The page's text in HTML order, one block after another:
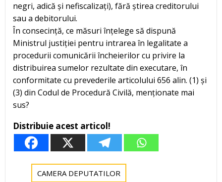
negri, adică și nefiscalizați), fără știrea creditorului
sau a debitorului.
În consecință, ce măsuri înțelege să dispună
Ministrul justiției pentru intrarea în legalitate a
procedurii comunicării încheierilor cu privire la
distribuirea sumelor rezultate din executare, în
conformitate cu prevederile articolului 656 alin. (1) și
(3) din Codul de Procedură Civilă, menționate mai
sus?
Distribuie acest articol!
CAMERA DEPUTATILOR